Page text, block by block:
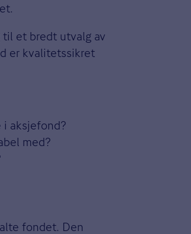
til et bredt utvalg av
er kvalitetssikret
i aksjefond?
med?
fondet. Den